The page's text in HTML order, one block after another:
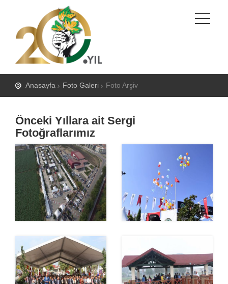
Anasayfa Foto Galeri Foto Arşiv
Önceki Yıllara ait Sergi
Fotoğraflarımız